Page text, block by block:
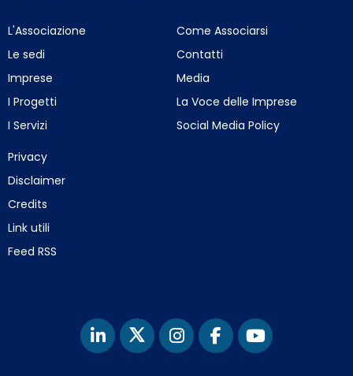
L'Associazione
Le sedi
Imprese
I Progetti
I Servizi
Come Associarsi
Contatti
Media
La Voce delle Imprese
Social Media Policy
Privacy
Disclaimer
Credits
Link utili
Feed RSS